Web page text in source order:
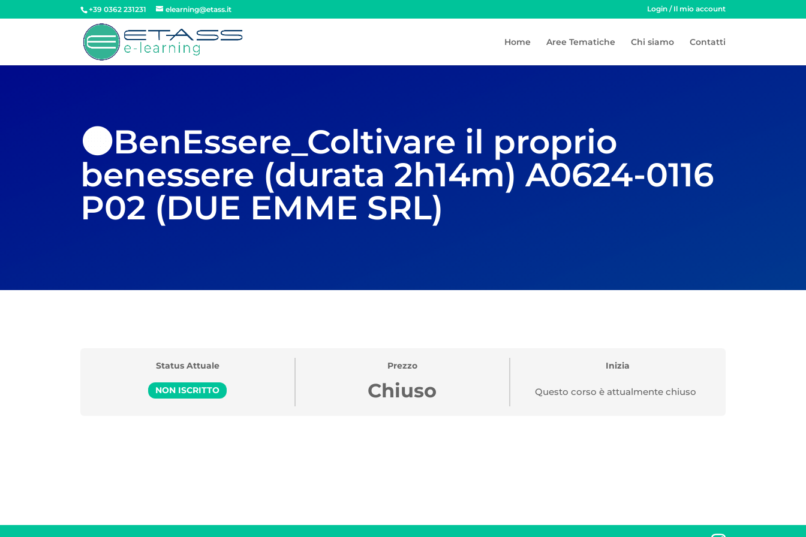
+39 0362 231231 elearning@etass.it Login / Il mio account
Home Aree Tematiche Chi siamo Contatti
🟠BenEssere_Coltivare il proprio
benessere (durata 2h14m) A0624-0116
P02 (DUE EMME SRL)
Status Attuale
NON ISCRITTO
Prezzo
Chiuso
Inizia
Questo corso è attualmente chiuso